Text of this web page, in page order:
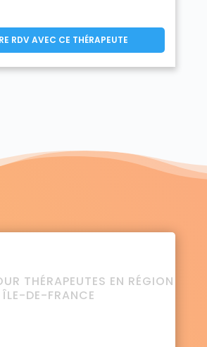
RDV AVEC CE THÉRAPEUTE
THÉRAPEUTES EN RÉGION
ÎLE-DE-FRANCE